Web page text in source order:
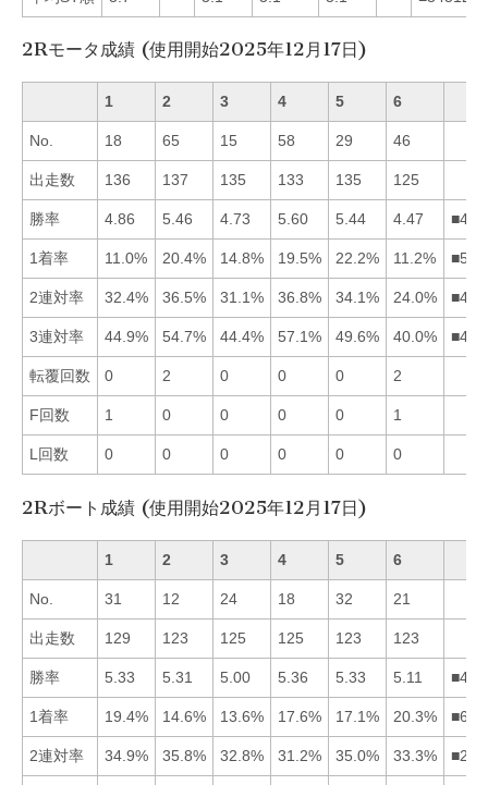
2Rモータ成績 (使用開始2025年12月17日)
1 2 3 4 5 6
No. 18 65 15 58 29 46
出走数 136 137 135 133 135 125
勝率 4.86 5.46 4.73 5.60 5.44 4.47
1着率 11.0% 20.4% 14.8% 19.5% 22.2% 11.2%
2連対率 32.4% 36.5% 31.1% 36.8% 34.1% 24.0%
3連対率 44.9% 54.7% 44.4% 57.1% 49.6% 40.0%
転覆回数 0 2 0 0 0 2
F回数 1 0 0 0 0 1
L回数 0 0 0 0 0 0
2Rボート成績 (使用開始2025年12月17日)
1 2 3 4 5 6
No. 31 12 24 18 32 21
出走数 129 123 125 125 123 123
勝率 5.33 5.31 5.00 5.36 5.33 5.11
1着率 19.4% 14.6% 13.6% 17.6% 17.1% 20.3%
2連対率 34.9% 35.8% 32.8% 31.2% 35.0% 33.3%